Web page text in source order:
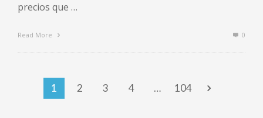
precios que …
Read More 0
1 2 3 4 … 104